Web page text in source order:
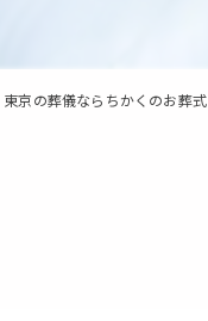
東京の葬儀ならちかくのお葬式